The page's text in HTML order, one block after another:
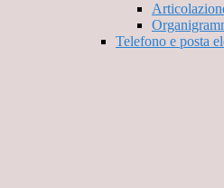
Telefono e posta